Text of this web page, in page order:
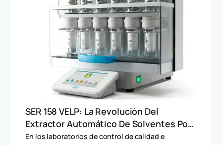
SER 158 VELP: La Revolución Del
Extractor Automático De Solventes Por
Método Randall
En los laboratorios de control de calidad e